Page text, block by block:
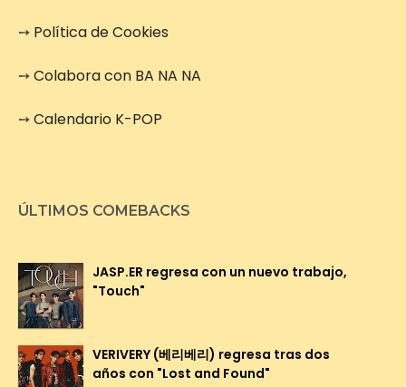
➙ Política de Cookies
➙Colabora con BA NA NA
➙Calendario K-POP
ÚLTIMOS COMEBACKS
JASP.ER regresa con un nuevo trabajo,
"Touch"
VERIVERY (베리베리) regresa tras dos
años con "Lost and Found"